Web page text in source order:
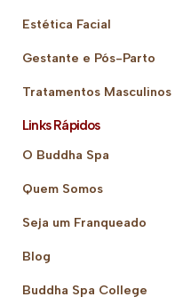
Estética Facial
Gestante e Pós-Parto
Tratamentos Masculinos
Links Rápidos
O Buddha Spa
Quem Somos
Seja um Franqueado
Blog
Buddha Spa College